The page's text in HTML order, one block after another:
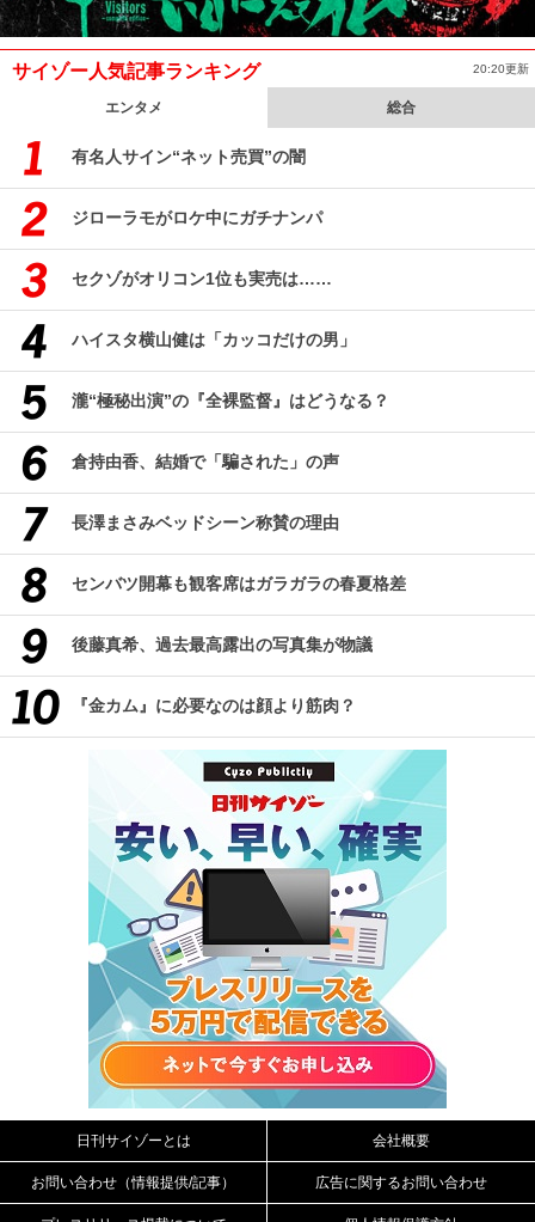
サイゾー人気記事ランキング 20:20更新
エンタメ 総合
有名人サイン“ネット売買”の闇
ジローラモがロケ中にガチナンパ
セクゾがオリコン1位も実売は……
ハイスタ横山健は「カッコだけの男」
瀧“極秘出演”の『全裸監督』はどうなる？
倉持由香、結婚で「騙された」の声
長澤まさみベッドシーン称賛の理由
センバツ開幕も観客席はガラガラの春夏格差
後藤真希、過去最高露出の写真集が物議
『金カム』に必要なのは顔より筋肉？
日刊サイゾーとは 会社概要
お問い合わせ（情報提供/記事） 広告に関するお問い合わせ